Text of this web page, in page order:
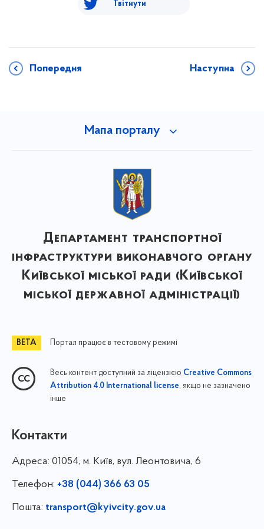
Твітнути
Попередня Наступна
Мапа порталу
Департамент транспортної
інфраструктури виконавчого органу
Київської міської ради (Київської
міської державної адміністрації)
Портал працює в тестовому режимі
Весь контент доступний за ліцензією Creative Commons
Attribution 4.0 International license, якщо не зазначено
інше
Контакти
Адреса: 01054, м. Київ, вул. Леонтовича, 6
Телефон: +38 (044) 366 63 05
Пошта: transport@kyivcity.gov.ua